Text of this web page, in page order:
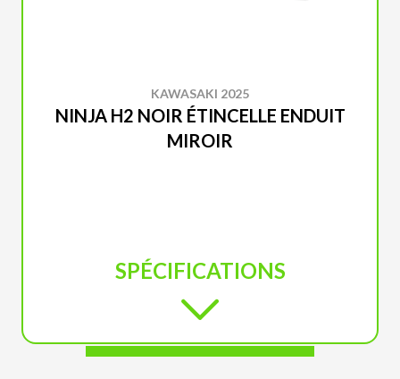
KAWASAKI 2025
NINJA H2 NOIR ÉTINCELLE ENDUIT
MIROIR
SPÉCIFICATIONS